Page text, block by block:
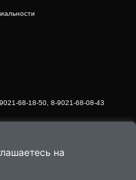
на
68-18-50, 8-9021-68-08-43
дом 44, офис 1